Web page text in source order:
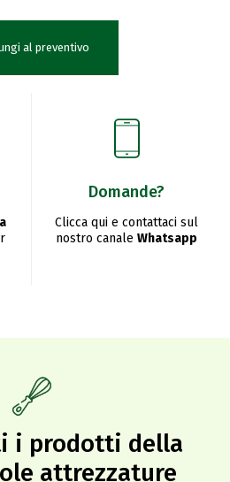
al preventivo
Domande?
Clicca qui e contattaci sul
nostro canale Whatsapp
i prodotti della
attrezzature